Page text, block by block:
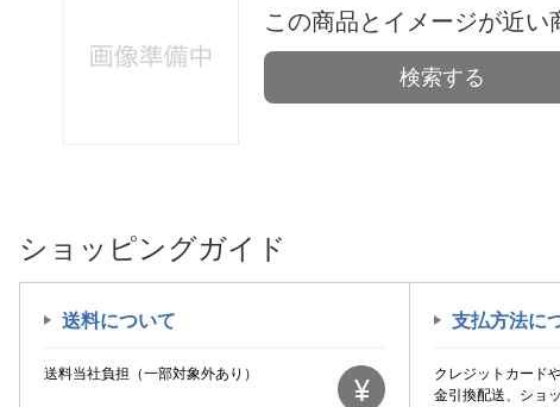
この商品とイメージが近い
検索する
ショッピングガイド
送料について
送料当社負担（一部対象外あり）
支払方法に
クレジットカード
金引換配送、ショ